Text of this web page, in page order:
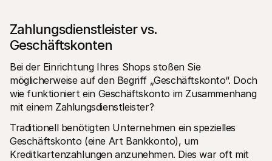
Zahlungsdienstleister vs.
Geschäftskonten
Bei der Einrichtung Ihres Shops stoßen Sie
möglicherweise auf den Begriff „Geschäftskonto“. Doch
wie funktioniert ein Geschäftskonto im Zusammenhang
mit einem Zahlungsdienstleister?
Traditionell benötigten Unternehmen ein spezielles
Geschäftskonto (eine Art Bankkonto), um
Kreditkartenzahlungen anzunehmen. Dies war oft mit